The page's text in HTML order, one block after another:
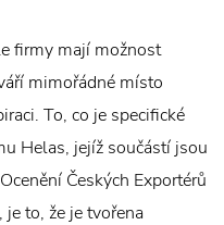
firmy mají možnost
mimořádné místo
To, co je specifické
Helas, jejíž součástí jsou
Českých Exportérů
je to, že je tvořena